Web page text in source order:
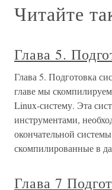
Читайте
Глава 5.
Глава 5. Подготовка
главе мы
Linux-систему. Эта
инструментами,
окончательной
скомпилированные в
Глава 7